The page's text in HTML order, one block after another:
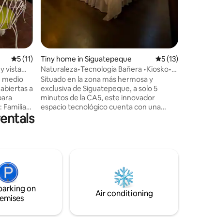
5 out of 5 average rating, 11 reviews
5 (11)
vista
medio
a
alojar
y
Tiny home in Siguatepeque 5 out of 5
5 (13)
Naturaleza•Tecnologia Bañera •Kiosko•
Privado•Paz
Situado en la zona más hermosa y
exclusiva de Siguatepeque, a solo 5
minutos de la CA5, este innovador
espacio tecnológico cuenta con una
de fogata con parrilla es ideal para tus
reuniones, donde podrás admirar un
hermoso jardín solar LED de tulipanes
con un rico café artesanal.
on
Air conditioning